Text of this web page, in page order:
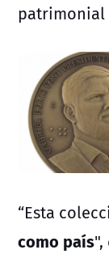
patrimonial
“Esta
como país